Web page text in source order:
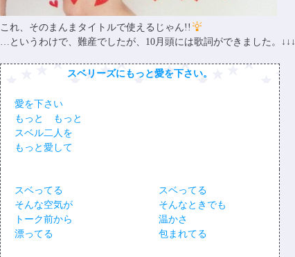
これ、そのまんまタイトルで使えるじゃん!!
…というわけで、難産でしたが、10月頭には歌詞ができました。↓↓↓
スベリーズにもっと愛を下さい。
愛を下さい
もっと もっと
スベル二人を
もっと愛して
スベってる
そんな空気が
トーク前から
漂ってる
スベってる
そんなときでも
温かさ
包まれてる